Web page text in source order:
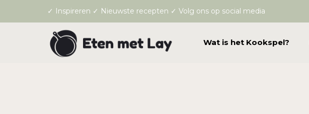
✓ Inspireren ✓ Nieuwste recepten ✓ Volg ons op social media
Wat is het Kookspel?